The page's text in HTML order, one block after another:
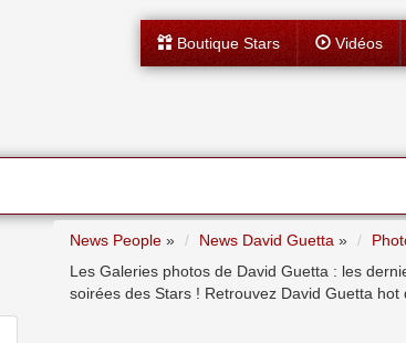
Boutique Stars Vidéos
News People » News David Guetta »
Les Galeries photos de David Guetta : les
soirées des Stars ! Retrouvez David Guetta hot